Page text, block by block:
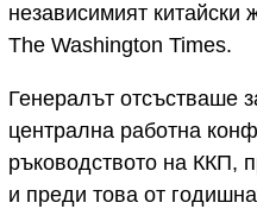
независимият
The Washington Times.
Генералът отсъстваше
централна работна
ръководството на ККП,
и преди това от